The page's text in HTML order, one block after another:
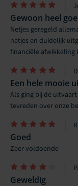
Gewoon heel
Netjes geregeld
netjes en duidelijk
financiële afwikkeling
Een hele mooie
Als ging bij de
tevreden over onze
Goed
Zeer voldoende
Geweldig